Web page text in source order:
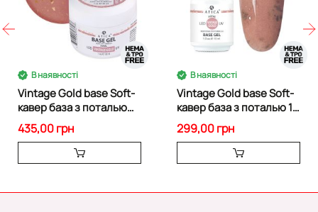
В наявності
Vintage Gold base Soft-
кавер база з поталью
30ml
435,00 грн
В наявності
Vintage Gold base Soft-
кавер база з поталью 15
ml
299,00 грн